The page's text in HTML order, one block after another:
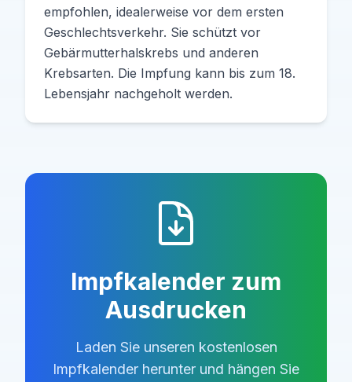
empfohlen, idealerweise vor dem ersten
Geschlechtsverkehr. Sie schützt vor
Gebärmutterhalskrebs und anderen
Krebsarten. Die Impfung kann bis zum 18.
Lebensjahr nachgeholt werden.
Impfkalender zum
Ausdrucken
Laden Sie unseren kostenlosen
Impfkalender herunter und hängen Sie